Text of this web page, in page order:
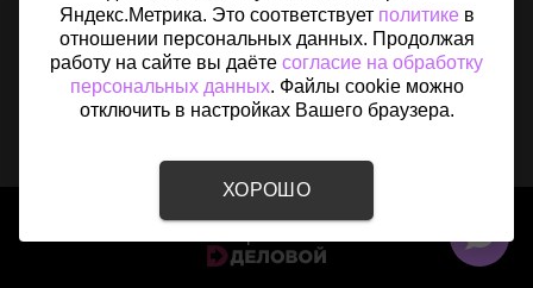
Согласие на обработку персональных данных
Карта сайта
2015 - 2026 © «Вентфом» - Интернет-магазин вентиляции в
Яндекс.Метрика. Это соответствует политикев
отношении персональных данных. Продолжая
работу на сайте вы даёте согласие на обработку
персональных данных. Файлы cookie можно
отключить в настройках Вашего браузера.
ХОРОШО